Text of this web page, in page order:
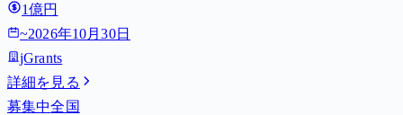
1億円
~2026年10月30日
jGrants
詳細を見る
募集中全国